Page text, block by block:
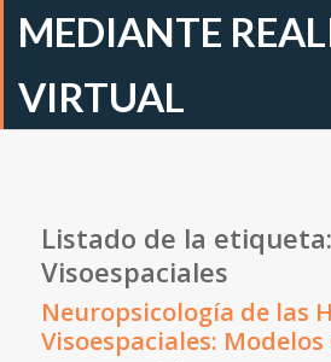
MEDIANTE
VIRTUAL
Listado de la etiqueta:
Visoespaciales
Neuropsicología de las
Visoespaciales: